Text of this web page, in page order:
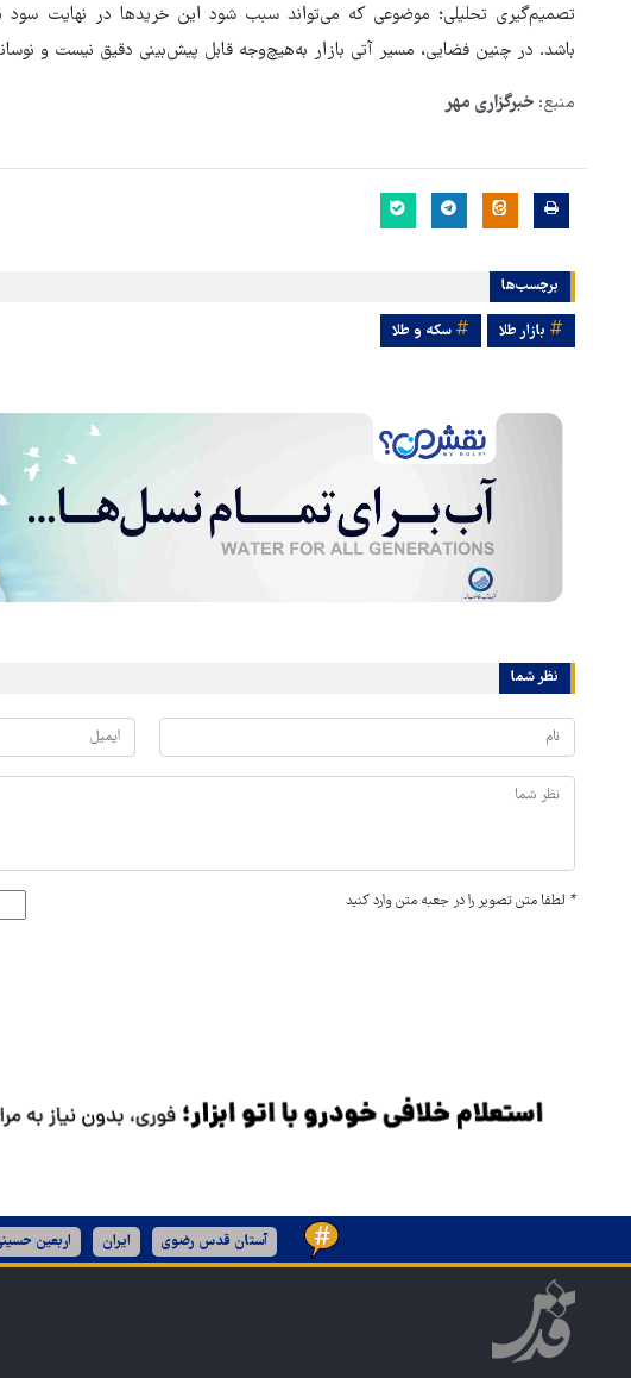
تصمیم‌گیری تحلیلی؛ موضوعی که می‌تواند سبب شود این خریدها در نهایت سود
باشد. در چنین فضایی، مسیر آتی بازار به‌هیچ‌وجه قابل پیش‌بینی دقیق نیست و
منبع: خبرگزاری مهر
برچسب‌ها
بازار طلا سکه و طلا
نظر شما
* لطفا متن تصویر را در جعبه متن وارد کنید
آستان قدس رضوی ایران اربعین